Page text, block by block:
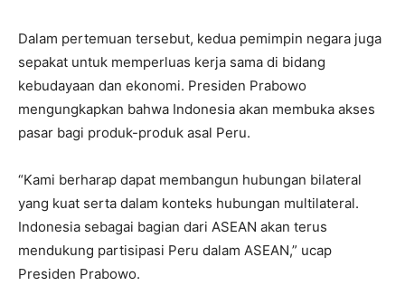
Dalam pertemuan tersebut, kedua pemimpin negara juga
sepakat untuk memperluas kerja sama di bidang
kebudayaan dan ekonomi. Presiden Prabowo
mengungkapkan bahwa Indonesia akan membuka akses
pasar bagi produk-produk asal Peru.
“Kami berharap dapat membangun hubungan bilateral
yang kuat serta dalam konteks hubungan multilateral.
Indonesia sebagai bagian dari ASEAN akan terus
mendukung partisipasi Peru dalam ASEAN,” ucap
Presiden Prabowo.